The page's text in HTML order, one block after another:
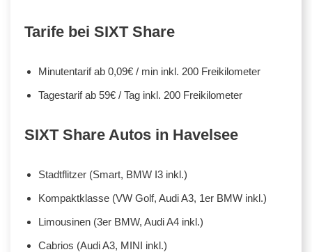
Tarife bei SIXT Share
Minutentarif ab 0,09€ / min inkl. 200 Freikilometer
Tagestarif ab 59€ / Tag inkl. 200 Freikilometer
SIXT Share Autos in Havelsee
Stadtflitzer (Smart, BMW I3 inkl.)
Kompaktklasse (VW Golf, Audi A3, 1er BMW inkl.)
Limousinen (3er BMW, Audi A4 inkl.)
Cabrios (Audi A3, MINI inkl.)